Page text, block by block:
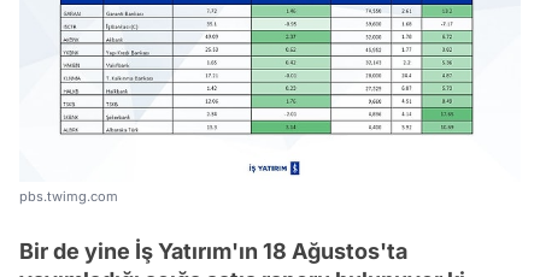
pbs.twimg.com
Bir de yine İş Yatırım'ın 18 Ağustos'ta